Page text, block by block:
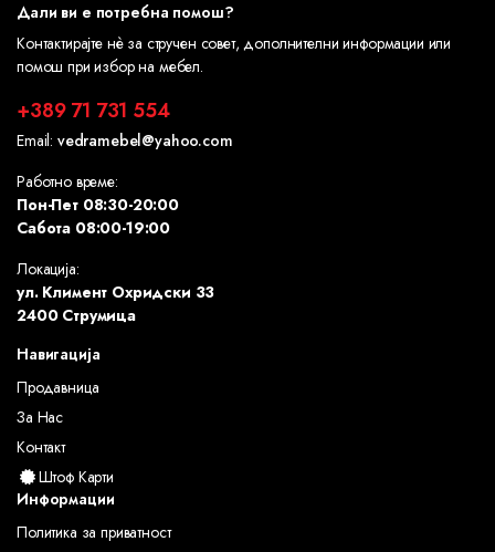
Дали ви е потребна помош?
Контактирајте нè за стручен совет, дополнителни информации или
помош при избор на мебел.
+389 71 731 554
Email: vedramebel@yahoo.com
Работно време:
Пон-Пет 08:30-20:00
Сабота 08:00-19:00
Локација:
ул. Климент Охридски 33
2400 Струмица
Навигација
Продавница
За Нас
Контакт
Штоф Карти
Информации
Политика за приватност